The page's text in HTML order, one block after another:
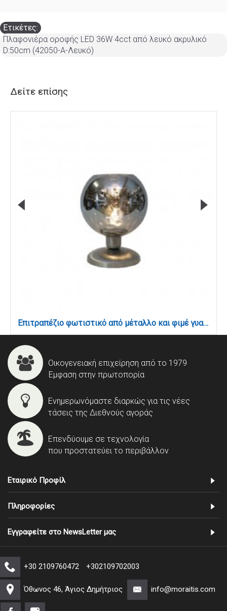
Ετικέτες:
Πλαφονιέρα οροφής LED 36W 4cct από λευκό ακρυλικό
D:50cm (42050-Α-Λευκό)
Δείτε επίσης
Επιτραπέζιο φωτιστικό από μέταλλο και φιμέ γυαλί 1XE27 D:30cm (3043-Fime)
Οικογενειακή επιχείρηση από το 1979
Έμφαση στην πρωτοπορία
Ενημερωνόμαστε διαρκώς για τις νέες
τάσεις της Διεθνούς αγοράς
Επενδύουμε σε τεχνολογία
που προστατεύει το περιβάλλον
Εταιρικό Προφίλ
Πληροφορίες
Εγγραφείτε στο NewsLetter μας
+30 2109760472 +302109702003
Όθωνος 46, Άγιος Δημήτριος info@moraitis.com